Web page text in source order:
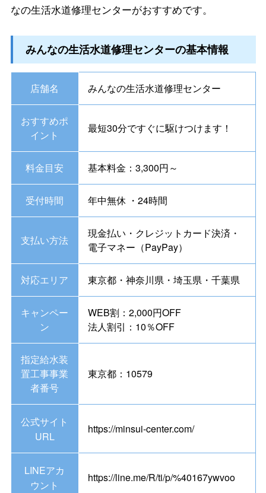
なの生活水道修理センターがおすすめです。
みんなの生活水道修理センターの基本情報
店舗名 みんなの生活水道修理センター
おすすめポ
イント
最短30分ですぐに駆けつけます！
料金目安 基本料金：3,300円～
受付時間 年中無休 ・24時間
支払い方法
現金払い・クレジットカード決済・
電子マネー（PayPay）
対応エリア 東京都・神奈川県・埼玉県・千葉県
キャンペー
ン
WEB割：2,000円OFF
法人割引：10％OFF
指定給水装
置工事事業
者番号
東京都：10579
公式サイト
URL
https://minsui-center.com/
LINEアカ
ウント
https://line.me/R/ti/p/%40167ywvoo